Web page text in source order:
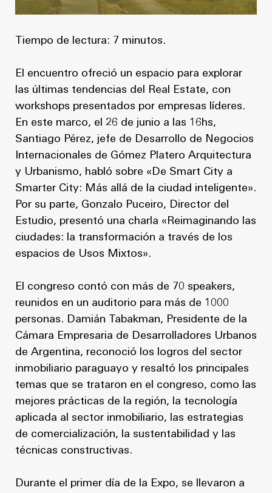
Tiempo de lectura: 7 minutos.
El encuentro ofreció un espacio para explorar
las últimas tendencias del Real Estate, con
workshops presentados por empresas líderes.
En este marco, el 26 de junio a las 16hs,
Santiago Pérez, jefe de Desarrollo de Negocios
Internacionales de Gómez Platero Arquitectura
y Urbanismo, habló sobre «De Smart City a
Smarter City: Más allá de la ciudad inteligente».
Por su parte, Gonzalo Puceiro, Director del
Estudio, presentó una charla «Reimaginando las
ciudades: la transformación a través de los
espacios de Usos Mixtos».
El congreso contó con más de 70 speakers,
reunidos en un auditorio para más de 1000
personas. Damián Tabakman, Presidente de la
Cámara Empresaria de Desarrolladores Urbanos
de Argentina, reconoció los logros del sector
inmobiliario paraguayo y resaltó los principales
temas que se trataron en el congreso, como las
mejores prácticas de la región, la tecnología
aplicada al sector inmobiliario, las estrategias
de comercialización, la sustentabilidad y las
técnicas constructivas.
Durante el primer día de la Expo, se llevaron a